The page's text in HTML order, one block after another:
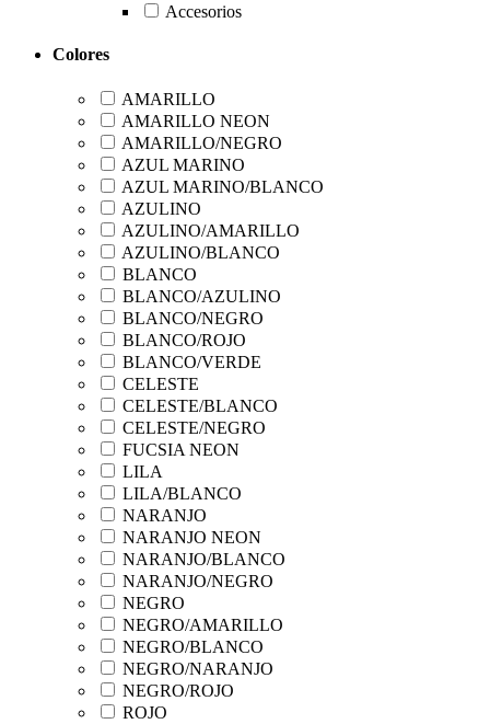
Accesorios
Colores
AMARILLO
AMARILLO NEON
AMARILLO/NEGRO
AZUL MARINO
AZUL MARINO/BLANCO
AZULINO
AZULINO/AMARILLO
AZULINO/BLANCO
BLANCO
BLANCO/AZULINO
BLANCO/NEGRO
BLANCO/ROJO
BLANCO/VERDE
CELESTE
CELESTE/BLANCO
CELESTE/NEGRO
FUCSIA NEON
LILA
LILA/BLANCO
NARANJO
NARANJO NEON
NARANJO/BLANCO
NARANJO/NEGRO
NEGRO
NEGRO/AMARILLO
NEGRO/BLANCO
NEGRO/NARANJO
NEGRO/ROJO
ROJO